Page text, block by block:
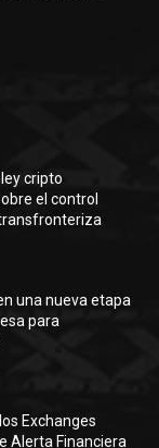
cripto
el control
una nueva etapa
para
Exchanges
Alerta Financiera